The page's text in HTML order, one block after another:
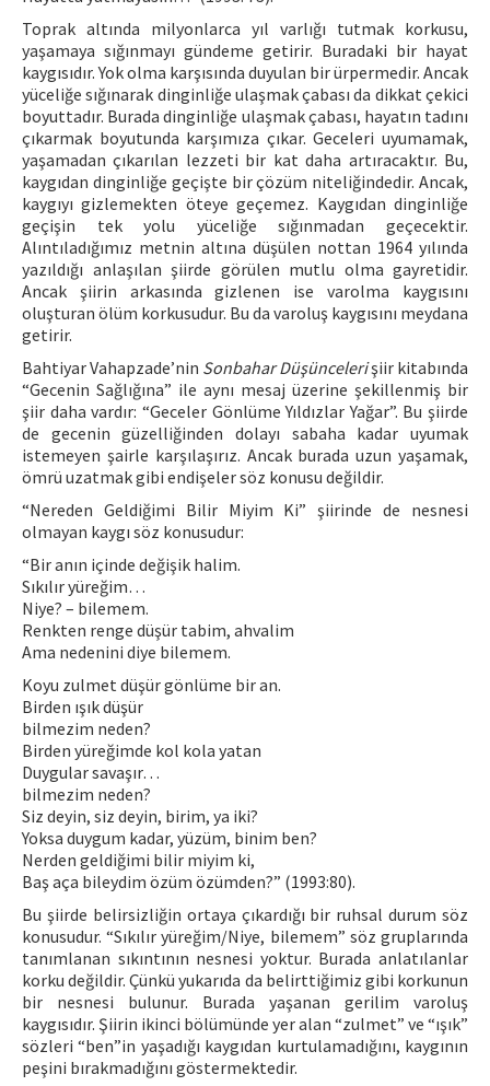
Toprak altında milyonlarca yıl varlığı tutmak korkusu,
yaşamaya sığınmayı gündeme getirir. Buradaki bir hayat
kaygısıdır. Yok olma karşısında duyulan bir ürpermedir. Ancak
yüceliğe sığınarak dinginliğe ulaşmak çabası da dikkat çekici
boyuttadır. Burada dinginliğe ulaşmak çabası, hayatın tadını
çıkarmak boyutunda karşımıza çıkar. Geceleri uyumamak,
yaşamadan çıkarılan lezzeti bir kat daha artıracaktır. Bu,
kaygıdan dinginliğe geçişte bir çözüm niteliğindedir. Ancak,
kaygıyı gizlemekten öteye geçemez. Kaygıdan dinginliğe
geçişin tek yolu yüceliğe sığınmadan geçecektir.
Alıntıladığımız metnin altına düşülen nottan 1964 yılında
yazıldığı anlaşılan şiirde görülen mutlu olma gayretidir.
Ancak şiirin arkasında gizlenen ise varolma kaygısını
oluşturan ölüm korkusudur. Bu da varoluş kaygısını meydana
getirir.
Bahtiyar Vahapzade’nin Sonbahar Düşüncelerişiir kitabında
“Gecenin Sağlığına” ile aynı mesaj üzerine şekillenmiş bir
şiir daha vardır: “Geceler Gönlüme Yıldızlar Yağar”. Bu şiirde
de gecenin güzelliğinden dolayı sabaha kadar uyumak
istemeyen şairle karşılaşırız. Ancak burada uzun yaşamak,
ömrü uzatmak gibi endişeler söz konusu değildir.
“Nereden Geldiğimi Bilir Miyim Ki” şiirinde de nesnesi
olmayan kaygı söz konusudur:
“Bir anın içinde değişik halim.
Sıkılır yüreğim…
Niye? – bilemem.
Renkten renge düşür tabim, ahvalim
Ama nedenini diye bilemem.
Koyu zulmet düşür gönlüme bir an.
Birden ışık düşür
bilmezim neden?
Birden yüreğimde kol kola yatan
Duygular savaşır…
bilmezim neden?
Siz deyin, siz deyin, birim, ya iki?
Yoksa duygum kadar, yüzüm, binim ben?
Nerden geldiğimi bilir miyim ki,
Baş aça bileydim özüm özümden?” (1993:80).
Bu şiirde belirsizliğin ortaya çıkardığı bir ruhsal durum söz
konusudur. “Sıkılır yüreğim/Niye, bilemem” söz gruplarında
tanımlanan sıkıntının nesnesi yoktur. Burada anlatılanlar
korku değildir. Çünkü yukarıda da belirttiğimiz gibi korkunun
bir nesnesi bulunur. Burada yaşanan gerilim varoluş
kaygısıdır. Şiirin ikinci bölümünde yer alan “zulmet” ve “ışık”
sözleri “ben”in yaşadığı kaygıdan kurtulamadığını, kaygının
peşini bırakmadığını göstermektedir.